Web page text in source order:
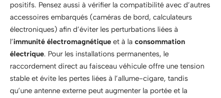
positifs. Pensez aussi à vérifier la compatibilité avec d’autres
accessoires embarqués (caméras de bord, calculateurs
électroniques) afin d’éviter les perturbations liées à
l’immunité électromagnétique et à la consommation
électrique. Pour les installations permanentes, le
raccordement direct au faisceau véhicule offre une tension
stable et évite les pertes liées à l’allume-cigare, tandis
qu’une antenne externe peut augmenter la portée et la